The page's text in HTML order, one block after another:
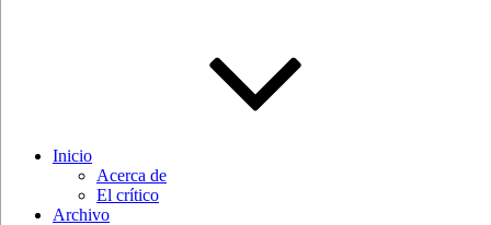
Inicio
Acerca de
El crítico
Archivo